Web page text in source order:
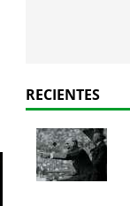
RECIENTES